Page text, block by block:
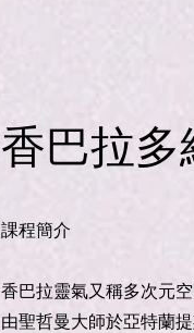
香巴拉
課程簡介
香巴拉靈氣又稱多次元空
由聖哲曼大師於亞特蘭